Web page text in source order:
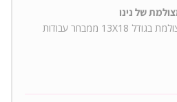
של נינו
הספר "הר הרוח" + גלויה מצולמת בגודל 13X18 ממבחר עבודות